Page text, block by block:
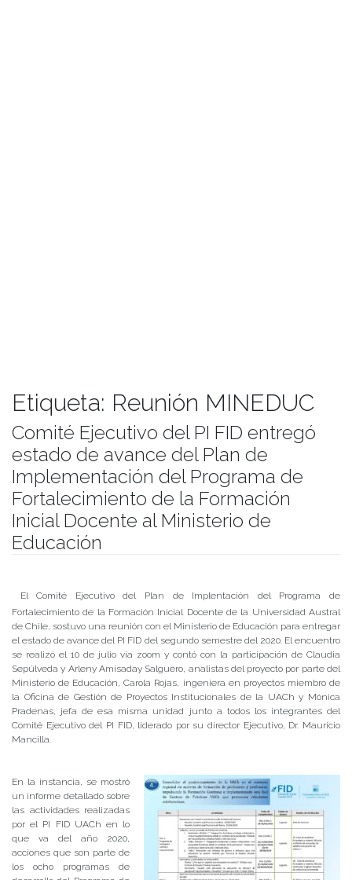
Etiqueta: Reunión MINEDUC
Comité Ejecutivo del PI FID entregó
estado de avance del Plan de
Implementación del Programa de
Fortalecimiento de la Formación
Inicial Docente al Ministerio de
Educación
El Comité Ejecutivo del Plan de Implentación del Programa de
Fortalecimiento de la Formación Inicial Docente de la Universidad Austral
de Chile, sostuvo una reunión con el Ministerio de Educación para entregar
el estado de avance del PI FID del segundo semestre del 2020. El encuentro
se realizó el 10 de julio vía zoom y contó con la participación de Claudia
Sepúlveda y Arleny Amisaday Salguero, analistas del proyecto por parte del
Ministerio de Educación, Carola Rojas, ingeniera en proyectos miembro de
la Oficina de Gestión de Proyectos Institucionales de la UACh y Mónica
Pradenas, jefa de esa misma unidad junto a todos los integrantes del
Comité Ejecutivo del PI FID, liderado por su director Ejecutivo, Dr. Mauricio
Mancilla.
En la instancia, se mostró
un informe detallado sobre
las actividades realizadas
por el PI FID UACh en lo
que va del año 2020,
acciones que son parte de
los ocho programas de